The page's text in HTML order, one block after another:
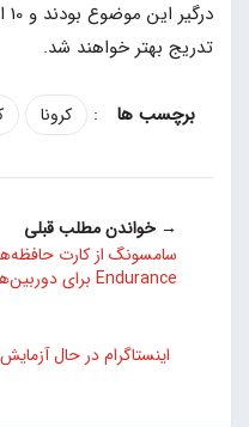
تدریج بهتر خواهند شد.
: کرونا
→ خواندن مطلب قبلی
Endurance برای دوربین‌های امنیتی رونمایی کرد
اینستاگرام در حال